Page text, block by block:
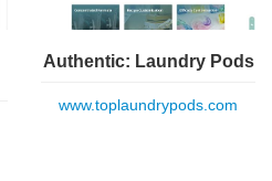
Authentic: Laundry Pods
www.toplaundrypods.com